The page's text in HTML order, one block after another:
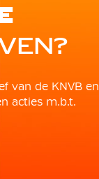
van de KNVB en
acties m.b.t.